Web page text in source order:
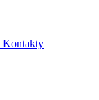
Kontakty